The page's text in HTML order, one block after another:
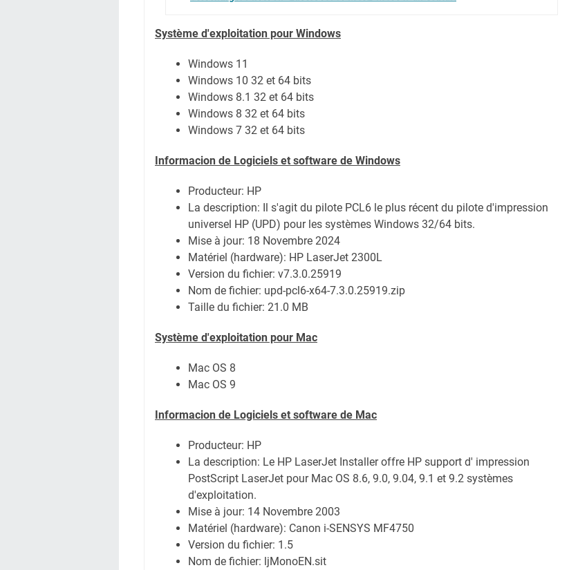
Système d'exploitation pour Windows
Windows 11
Windows 10 32 et 64 bits
Windows 8.1 32 et 64 bits
Windows 8 32 et 64 bits
Windows 7 32 et 64 bits
Informacion de Logiciels et software de Windows
Producteur: HP
La description: Il s'agit du pilote PCL6 le plus récent du pilote d'impression
universel HP (UPD) pour les systèmes Windows 32/64 bits.
Mise à jour: 18 Novembre 2024
Matériel (hardware): HP LaserJet 2300L
Version du fichier: v7.3.0.25919
Nom de fichier: upd-pcl6-x64-7.3.0.25919.zip
Taille du fichier: 21.0 MB
Système d'exploitation pour Mac
Mac OS 8
Mac OS 9
Informacion de Logiciels et software de Mac
Producteur: HP
La description: Le HP LaserJet Installer offre HP support d' impression
PostScript LaserJet pour Mac OS 8.6, 9.0, 9.04, 9.1 et 9.2 systèmes
d'exploitation.
Mise à jour: 14 Novembre 2003
Matériel (hardware): Canon i-SENSYS MF4750
Version du fichier: 1.5
Nom de fichier: ljMonoEN.sit